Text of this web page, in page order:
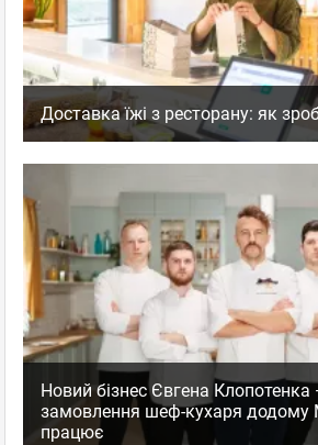
Доставка їжі з ресторану: як
Новий бізнес Євгена Клопотенка
замовлення шеф-кухаря додому
працює